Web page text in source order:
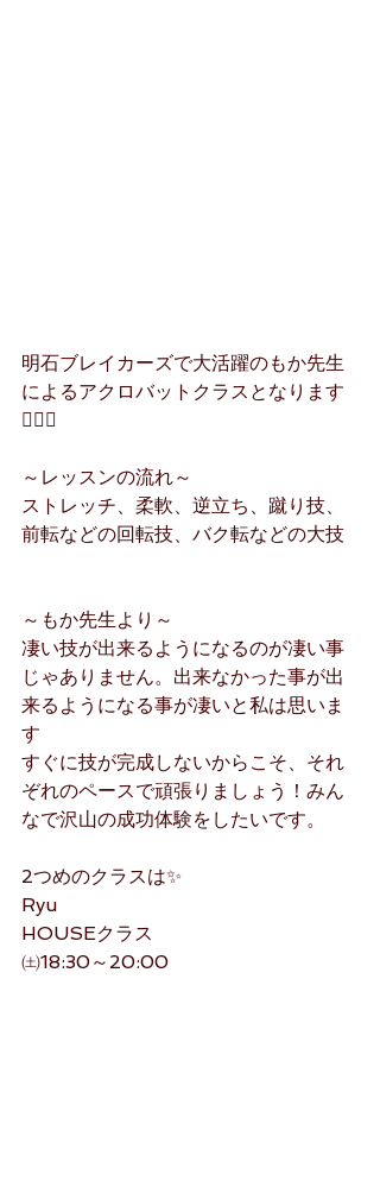
明石ブレイカーズで大活躍のもか先生
によるアクロバットクラスとなります
🤸‍♀️✨
～レッスンの流れ～
ストレッチ、柔軟、逆立ち、蹴り技、
前転などの回転技、バク転などの大技
～もか先生より～
凄い技が出来るようになるのが凄い事
じゃありません。出来なかった事が出
来るようになる事が凄いと私は思いま
す
すぐに技が完成しないからこそ、それ
ぞれのペースで頑張りましょう！みん
なで沢山の成功体験をしたいです。
2つめのクラスは✨
Ryu
HOUSEクラス
㈯18:30～20:00